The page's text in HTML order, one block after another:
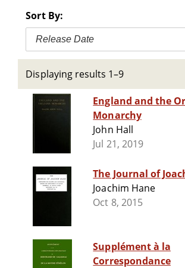
Sort By:
Release Date
Displaying results 1–9
England and the
Monarchy
John Hall
Jul 21, 2019
The Journal of
Joachim Hane
Oct 8, 2015
Supplément à la
Correspondance